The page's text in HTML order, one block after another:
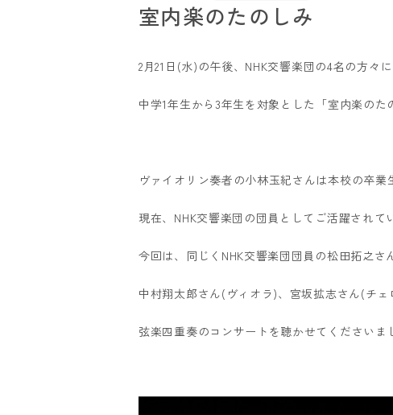
室内楽のたのしみ
2月21日(水)の午後、NHK交響楽団の4名の方々
中学1年生から3年生を対象とした「室内楽のた
ヴァイオリン奏者の小林玉紀さんは本校の卒業
現在、NHK交響楽団の団員としてご活躍されて
今回は、同じくNHK交響楽団団員の松田拓之さ
中村翔太郎さん(ヴィオラ)、宮坂拡志さん(チェ
弦楽四重奏のコンサートを聴かせてくださいま